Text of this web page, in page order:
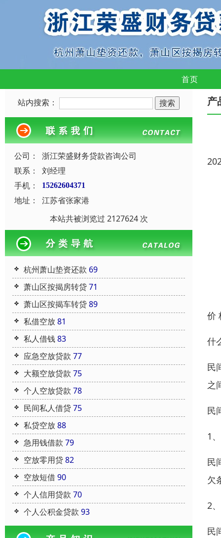
首页
站内搜索：
公司：
浙江荣盛财务贷款咨询公司
联系：
刘经理
手机：
15262604371
地址：
江苏省张家港
本站共被浏览过 2127624 次
杭州萧山垫资还款 69
萧山区按揭房转贷71
萧山区按揭车转贷89
私借空放81
私人借钱83
应急空放贷款 77
大额空放贷款 75
个人空放贷款 78
民间私人借贷75
私贷空放88
急用钱借款 79
空放零用贷82
空放短借90
个人信用贷款 70
个人公积金贷款 93
产
价
什
民
之
民
1
民
欠
2
民